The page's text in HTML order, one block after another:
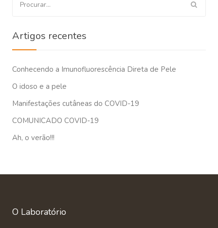
por:
Artigos recentes
Conhecendo a Imunofluorescência Direta de Pele
O idoso e a pele
Manifestações cutâneas do COVID-19
COMUNICADO COVID-19
Ah, o verão!!!
O Laboratório